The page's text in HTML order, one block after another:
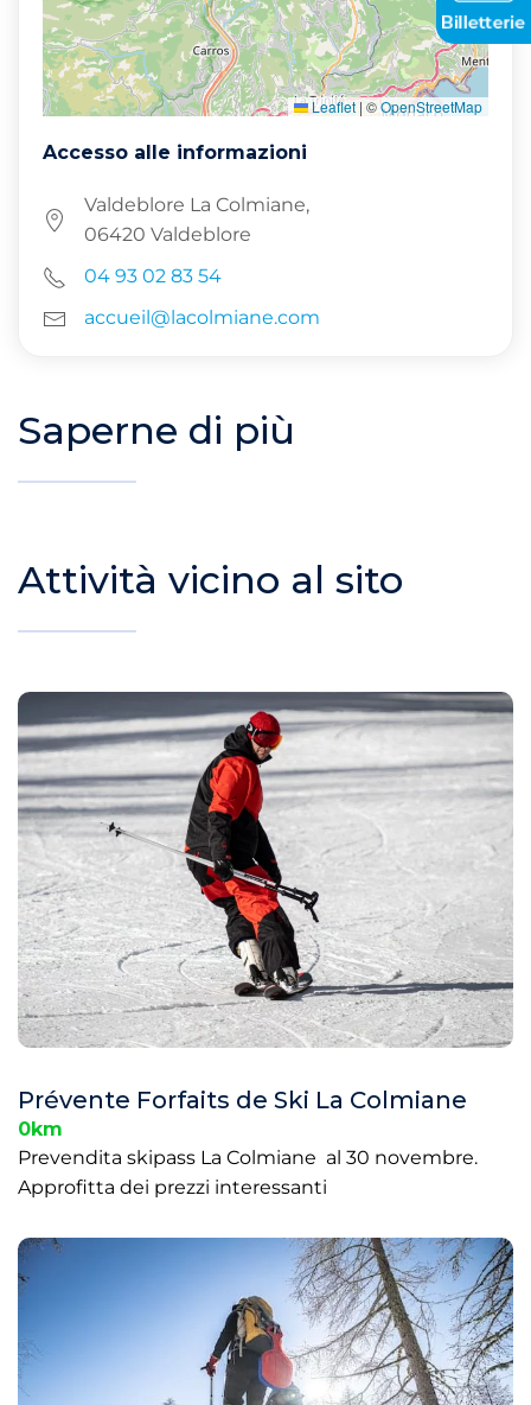
Leaflet | ©OpenStreetMap
Accesso alle informazioni
Valdeblore La Colmiane,
06420 Valdeblore
04 93 02 83 54
accueil@lacolmiane.com
Saperne di più
Attività vicino al sito
Prévente Forfaits de Ski La Colmiane
0km
Prevendita skipass La Colmiane al 30 novembre.
Approfitta dei prezzi interessanti